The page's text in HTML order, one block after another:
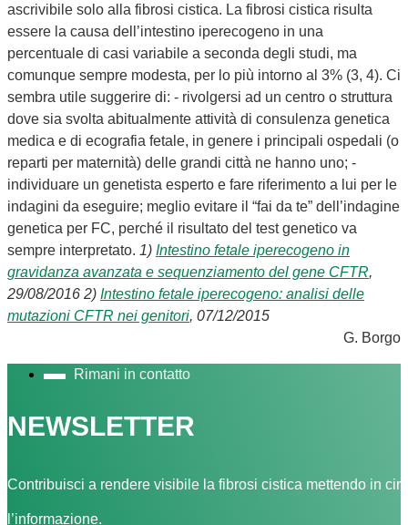
ascrivibile solo alla fibrosi cistica. La fibrosi cistica risulta
essere la causa dell’intestino iperecogeno in una
percentuale di casi variabile a seconda degli studi, ma
comunque sempre modesta, per lo più intorno al 3% (3, 4). Ci
sembra utile suggerire di: - rivolgersi ad un centro o struttura
dove sia svolta abitualmente attività di consulenza genetica
medica e di ecografia fetale, in genere i principali ospedali (o
reparti per maternità) delle grandi città ne hanno uno; -
individuare un genetista esperto e fare riferimento a lui per le
indagini da eseguire; meglio evitare il “fai da te” dell’indagine
genetica per FC, perché il risultato del test genetico va
sempre interpretato. 1) Intestino fetale iperecogeno in
gravidanza avanzata e sequenziamento del gene CFTR,
29/08/2016 2) Intestino fetale iperecogeno: analisi delle
mutazioni CFTR nei genitori, 07/12/2015
G. Borgo
Rimani in contatto
NEWSLETTER
Contribuisci a rendere visibile la fibrosi cistica mettendo in
l’informazione.